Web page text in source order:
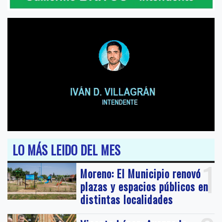
LO MÁS LEIDO DEL MES
1
Moreno: El Municipio renovó
plazas y espacios públicos en
distintas localidades